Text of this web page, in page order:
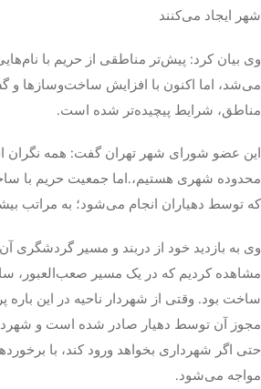
شهر ایجاد می‌کنند
وی بیان کرد: پیش‌تر مناطقی از حریم با
می‌شد، اما اکنون با افزایش ساخت‌وسازها
مناطق، شرایط پیچیده‌تر شده است.
این عضو شورای شهر تهران گفت: همه نگران
محدوده شهری هستیم،.اما جمعیت حریم با
که توسط دهیاران انجام می‌شود؛ به مراتب
وی به بازدید خود از دربند و مسیر گردشگری
مشاهده کردیم که در یک مسیر صعب‌العبور،
ساخت بود. وقتی از شهردار ناحیه در این باره
مجوز آن توسط دهیار صادر شده است و
حتی اگر شهرداری بخواهد ورود کند، با
مواجه می‌شود.